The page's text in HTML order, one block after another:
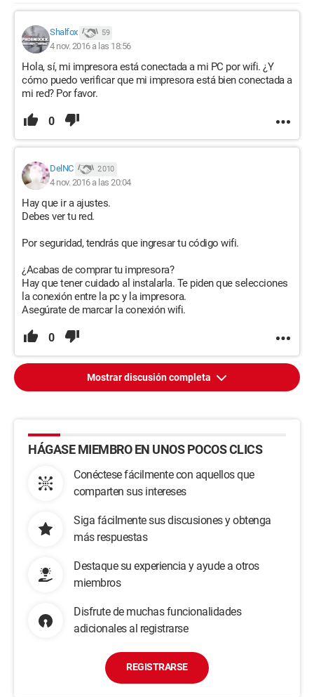
Shalfox 59
4 nov. 2016 a las 18:56
Hola, sí, mi impresora está conectada a mi PC por wifi. ¿Y
cómo puedo verificar que mi impresora está bien conectada a
mi red? Por favor.
0
DelNC 2 010
4 nov. 2016 a las 20:04
Hay que ir a ajustes.
Debes ver tu red.
Por seguridad, tendrás que ingresar tu código wifi.
¿Acabas de comprar tu impresora?
Hay que tener cuidado al instalarla. Te piden que selecciones
la conexión entre la pc y la impresora.
Asegúrate de marcar la conexión wifi.
0
Mostrar discusión completa
HÁGASE MIEMBRO EN UNOS POCOS CLICS
Conéctese fácilmente con aquellos que
comparten sus intereses
Siga fácilmente sus discusiones y obtenga
más respuestas
Destaque su experiencia y ayude a otros
miembros
Disfrute de muchas funcionalidades
adicionales al registrarse
REGISTRARSE